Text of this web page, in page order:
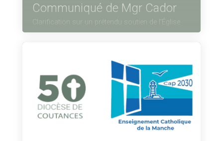
Communiqué de Mgr Cador
Clarification sur un prétendu soutien de l’Église